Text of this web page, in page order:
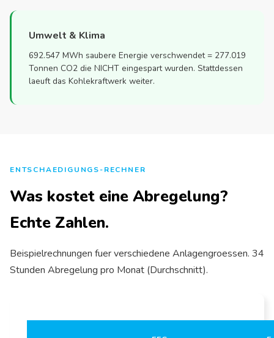
Umwelt & Klima
692.547 MWh saubere Energie verschwendet = 277.019
Tonnen CO2 die NICHT eingespart wurden. Stattdessen
laeuft das Kohlekraftwerk weiter.
ENTSCHAEDIGUNGS-RECHNER
Was kostet eine Abregelung?
Echte Zahlen.
Beispielrechnungen fuer verschiedene Anlagengroessen. 34
Stunden Abregelung pro Monat (Durchschnitt).